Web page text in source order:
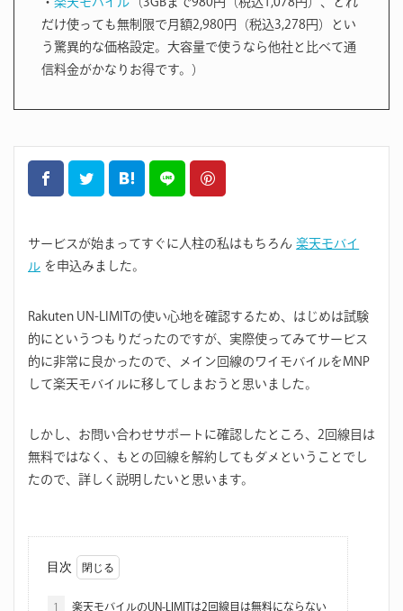
だけ使っても無制限で月額2,980円（税込3,278円）とい
う驚異的な価格設定。大容量で使うなら他社と比べて通
信料金がかなりお得です。）
サービスが始まってすぐに人柱の私はもちろん 楽天モバイ
ル を申込みました。
Rakuten UN-LIMITの使い心地を確認するため、はじめは試験
的にというつもりだったのですが、実際使ってみてサービス
的に非常に良かったので、メイン回線のワイモバイルをMNP
して楽天モバイルに移してしまおうと思いました。
しかし、お問い合わせサポートに確認したところ、2回線目は
無料ではなく、もとの回線を解約してもダメということでし
たので、詳しく説明したいと思います。
目次
1 楽天モバイルのUN-LIMITは2回線目は無料にならない